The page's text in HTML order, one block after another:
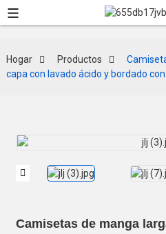
Hogar Productos
capa con lavado ácido y bordado
Camisetas de manga